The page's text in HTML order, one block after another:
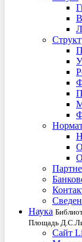
Наука
Площадь
Сайт